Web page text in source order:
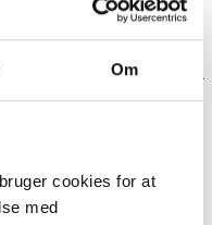
Om
cookies for at
med
en justerbar træningsvest.
lav vægt og øge
teknik og styrke forbedres.
som kan følge dig i
de fleste af vores
så du kan justere den
for at være sikker.